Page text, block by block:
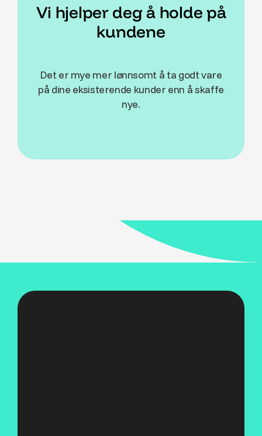
Vi hjelper deg å holde på
kundene
Det er mye mer lønnsomt å ta godt vare
på dine eksisterende kunder enn å skaffe
nye.